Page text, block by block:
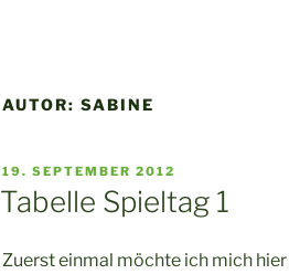
AUTOR: SABINE
VERÖFFENTLICHT
AM
19. SEPTEMBER 2012
Tabelle Spieltag 1
Zuerst einmal möchte ich mich